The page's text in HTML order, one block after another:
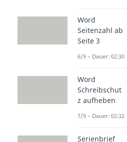
Word
Seitenzahl ab
Seite 3
6/9 – Dauer: 02:30
Word
Schreibschut
z aufheben
7/9 – Dauer: 02:32
Serienbrief